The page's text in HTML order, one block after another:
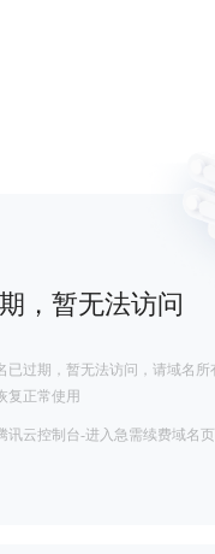
，暂无法访问
已过期，暂无法访问，请域名所
复正常使用
讯云控制台-进入急需续费域名